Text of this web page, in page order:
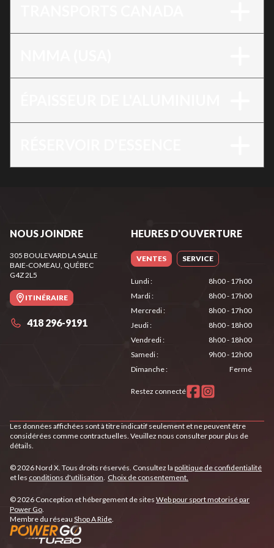
NOUS JOINDRE
305 BOULEVARD LA SALLE
BAIE-COMEAU, QUÉBEC
G4Z 2L5
ITINÉRAIRE
418 296-9191
HEURES D'OUVERTURE
VENTES SERVICE
Lundi:
8h00 - 17h00
Mardi:
8h00 - 17h00
Mercredi:
8h00 - 17h00
Jeudi:
8h00 - 18h00
Vendredi:
8h00 - 18h00
Samedi:
9h00 - 12h00
Dimanche: Fermé
Restez connecté
Les données affichées sont à titre indicatif seulement et ne peuvent être
considérées comme contractuelles. Veuillez nous consulter pour plus de
détails.
© 2026 Nord X. Tous droits réservés. Consultez la politique de confidentialité
et les conditions d'utilisation. Choix de consentement.
© 2026 Conception et hébergement de sites Web pour sport motorisé par
Power Go.
Membre du réseau Shop A Ride.